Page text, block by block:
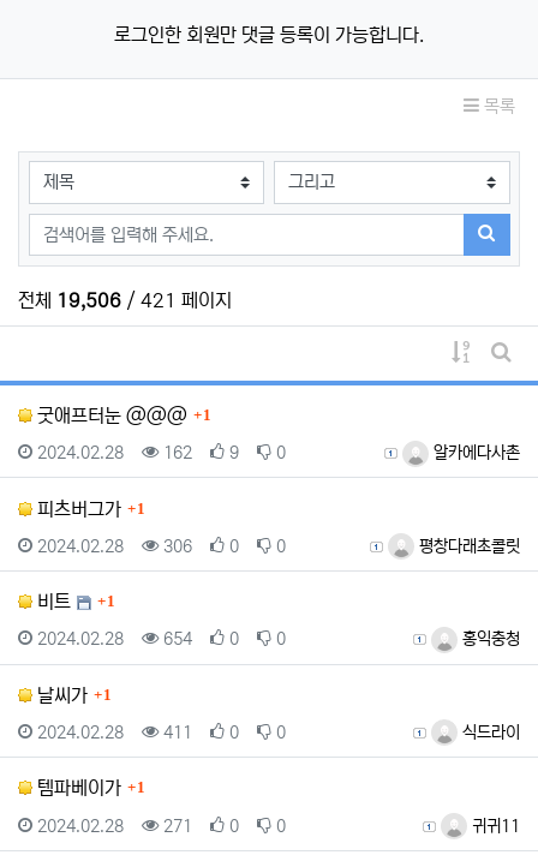
로그인한 회원만 댓글 등록이 가능합니다.
목록
검색대상
검색어
검색하
전체 19,506 / 421 페이지
게시물
게시
굿애프터눈 @@@ 댓글
1
등록자 알카에다사촌
등록일
2024.02.28 조회
162 추천
9 비추천
0
피츠버그가 댓글
1
등록자 평창다래초콜릿
등록일
2024.02.28 조회
306 추천
0 비추천
0
비트 댓글
1
등록자 홍익충청
등록일
2024.02.28 조회
654 추천
0 비추천
0
날씨가 댓글
1
등록자 식드라이
등록일
2024.02.28 조회
411 추천
0 비추천
0
템파베이가 댓글
1
등록자 귀귀11
등록일
2024.02.28 조회
271 추천
0 비추천
0